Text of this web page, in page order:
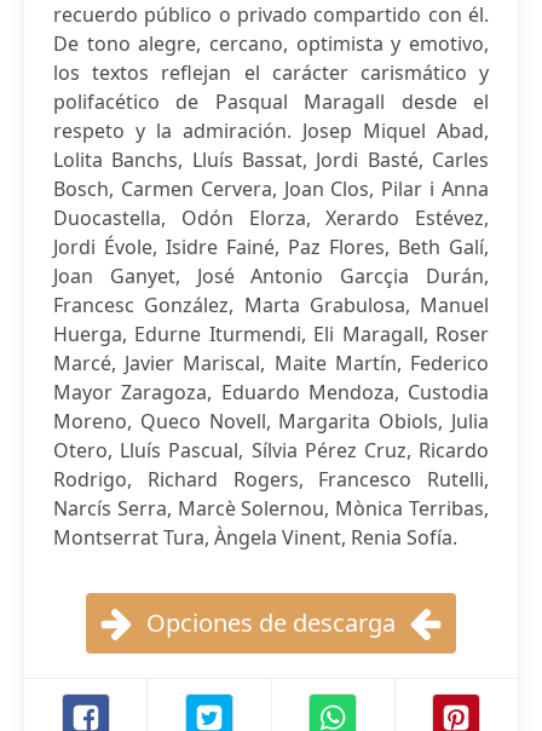
recuerdo público o privado compartido con él.
De tono alegre, cercano, optimista y emotivo,
los textos reflejan el carácter carismático y
polifacético de Pasqual Maragall desde el
respeto y la admiración. Josep Miquel Abad,
Lolita Banchs, Lluís Bassat, Jordi Basté, Carles
Bosch, Carmen Cervera, Joan Clos, Pilar i Anna
Duocastella, Odón Elorza, Xerardo Estévez,
Jordi Évole, Isidre Fainé, Paz Flores, Beth Galí,
Joan Ganyet, José Antonio Garcçia Durán,
Francesc González, Marta Grabulosa, Manuel
Huerga, Edurne Iturmendi, Eli Maragall, Roser
Marcé, Javier Mariscal, Maite Martín, Federico
Mayor Zaragoza, Eduardo Mendoza, Custodia
Moreno, Queco Novell, Margarita Obiols, Julia
Otero, Lluís Pascual, Sílvia Pérez Cruz, Ricardo
Rodrigo, Richard Rogers, Francesco Rutelli,
Narcís Serra, Marcè Solernou, Mònica Terribas,
Montserrat Tura, Àngela Vinent, Renia Sofía.
Opciones de descarga